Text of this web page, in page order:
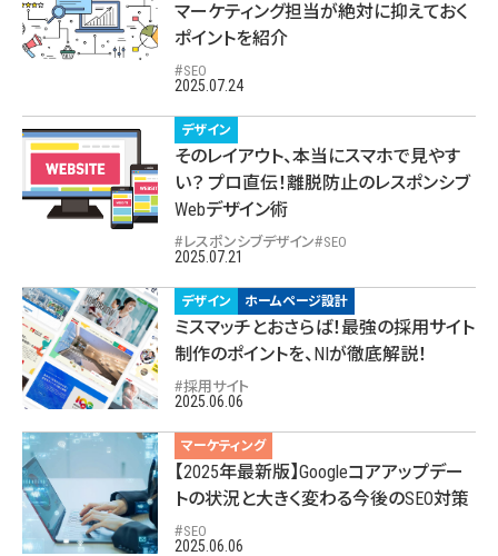
マーケティング担当が絶対に抑えておく
ポイントを紹介
SEO
2025.07.24
デザイン
そのレイアウト、本当にスマホで見やす
い？ プロ直伝！離脱防止のレスポンシブ
Webデザイン術
レスポンシブデザイン SEO
2025.07.21
デザイン ホームページ設計
ミスマッチとおさらば！最強の採用サイト
制作のポイントを、NIが徹底解説！
採用サイト
2025.06.06
マーケティング
【2025年最新版】Googleコアアップデー
トの状況と大きく変わる今後のSEO対策
SEO
2025.06.06